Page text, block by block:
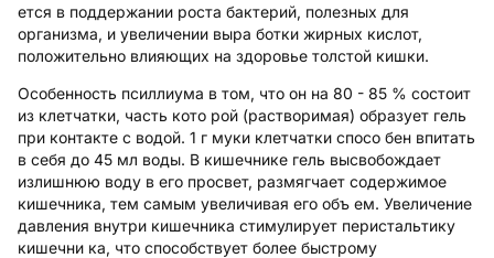
ется в поддержании роста бактерий, полезных для
организма, и увеличении выра­ ботки жирных кислот,
положительно влияющих на здоровье толстой кишки.
Особенность псиллиума в том, что он на 80 - 85 % состоит
из клетчатки, часть кото­ рой (растворимая) образует гель
при контакте с водой. 1 г муки клетчатки спосо­ бен впитать
в себя до 45 мл воды. В кишечнике гель высвобождает
излишнюю воду в его просвет, размягчает содержимое
кишечника, тем самым увеличивая его объ­ ем. Увеличение
давления внутри кишечника стимулирует перистальтику
кишечни­ ка, что способствует более быстрому